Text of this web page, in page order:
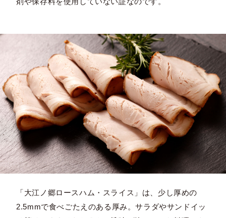
「大江ノ郷ロースハム・スライス」は、少し厚めの
2.5mmで食べごたえのある厚み。サラダやサンドイッ